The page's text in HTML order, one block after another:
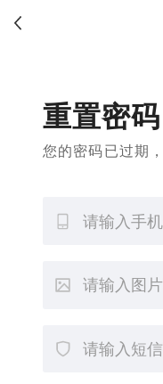
重置密码
您的密码已过期